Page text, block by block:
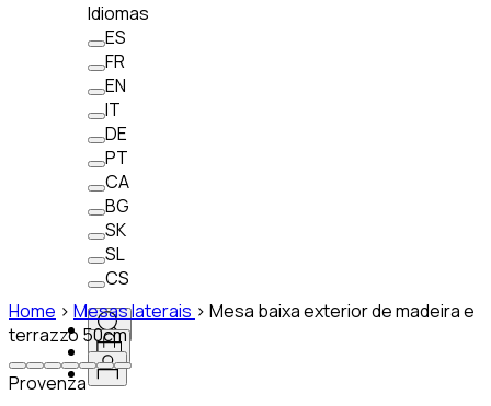
Idiomas
ES
FR
EN
IT
DE
PT
CA
BG
SK
SL
CS
Home > Mesas laterais > Mesa baixa exterior de madeira e
terrazzo 50cm
Provenza